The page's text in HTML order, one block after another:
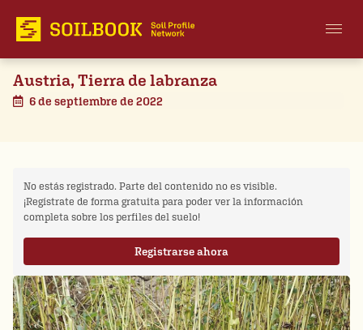
Austria, Tierra de labranza
6 de septiembre de 2022
No estás registrado. Parte del contenido no es visible.
¡Regístrate de forma gratuita para poder ver la información
completa sobre los perfiles del suelo!
Registrarse ahora